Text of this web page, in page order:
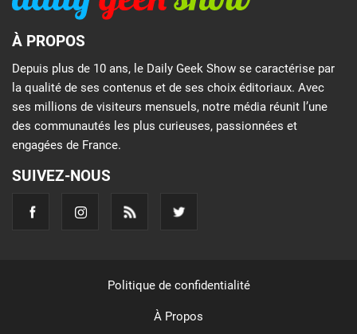
À PROPOS
Depuis plus de 10 ans, le Daily Geek Show se caractérise par
la qualité de ses contenus et de ses choix éditoriaux. Avec
ses millions de visiteurs mensuels, notre média réunit l’une
des communautés les plus curieuses, passionnées et
engagées de France.
SUIVEZ-NOUS
Politique de confidentialité
À Propos